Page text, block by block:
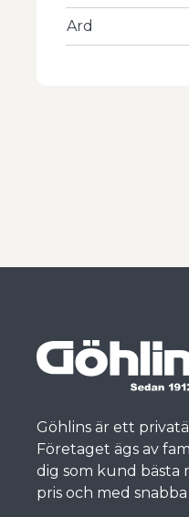
Ard
Göhlins är ett
Företaget ägs av
dig som kund bästa
pris och med